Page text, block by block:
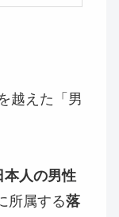
越えた「男
本人の男性
所属する落